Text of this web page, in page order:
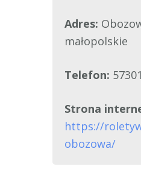
Adres:
małopolskie
Telefon:
Strona
https://
obozowa/